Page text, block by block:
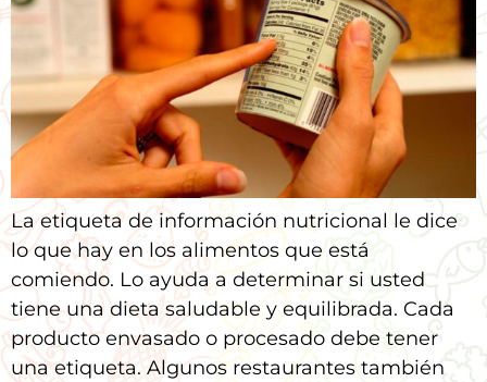
La etiqueta de información nutricional le dice
lo que hay en los alimentos que está
comiendo. Lo ayuda a determinar si usted
tiene una dieta saludable y equilibrada. Cada
producto envasado ​​o procesado debe tener
una etiqueta. Algunos restaurantes también